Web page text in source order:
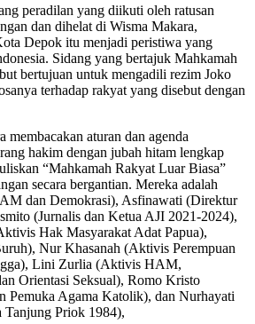
peradilan yang diikuti oleh ratusan
dan dihelat di Wisma Makara,
Depok itu menjadi peristiwa yang
Sidang yang bertajuk Mahkamah
bertujuan untuk mengadili rezim Joko
terhadap rakyat yang disebut dengan
membacakan aturan dan agenda
hakim dengan jubah hitam lengkap
“Mahkamah Rakyat Luar Biasa”
secara bergantian. Mereka adalah
dan Demokrasi), Asfinawati (Direktur
(Jurnalis dan Ketua AJI 2021-2024),
Hak Masyarakat Adat Papua),
Nur Khasanah (Aktivis Perempuan
Lini Zurlia (Aktivis HAM,
Orientasi Seksual), Romo Kristo
Pemuka Agama Katolik), dan Nurhayati
Priok 1984),